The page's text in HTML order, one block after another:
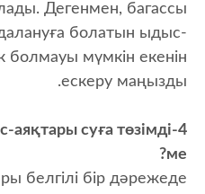
Дегенмен, багассы
болатын ыдыс-
болмауы мүмкін екенін
ескеру маңызды.
аяқтары суға төзімді
ме?
белгілі бір дәрежеде